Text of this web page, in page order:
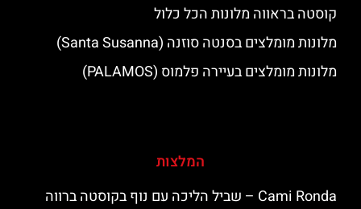
קוסטה בראווה מלונות הכל כלול
מלונות מומלצים בסנטה סוזנה (Santa Susanna)
מלונות מומלצים בעיירה פלמוס (PALAMOS)
המלצות
‪‪Cami Ronda‬‬ – שביל הליכה עם נוף בקוסטה ברווה